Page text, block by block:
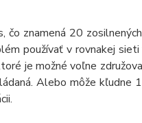
znamená 20
používať v rovnakej
je možné voľne
Alebo môže kľudne